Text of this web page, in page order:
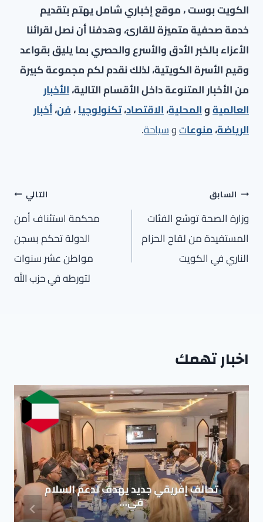
الكويت بوست ، موقع إخباري شامل يهتم بتقديم
خدمة صحفية متميزة للقارئ، وهدفنا أن نصل لقرائنا
الأعزاء بالخبر الأدق والأسرع والحصري بما يليق بقواعد
وقيم الأسرة الكويتية، لذلك نقدم لكم مجموعة كبيرة
من الأخبار المتنوعة داخل الأقسام التالية،الأخبار
العالميةوالمحلية،الاقتصاد،تكنولوجيا،فن،أخبار
الرياضة،منوعاتوسياحة.
تصفّح
المقالات
السابق
وزارة الصحة توسّع الفئات
المستفيدة من لقاح الحزام
الناري في الكويت
التالي
محكمة استئناف أمن
الدولة تحكم بسجن
مواطن عشر سنوات
لتورطه في حزب الله
اخبار تهمك